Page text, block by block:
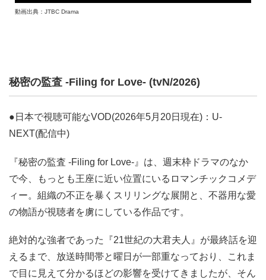
動画出典：JTBC Drama
秘密の監査 -Filing for Love- (tvN/2026)
●日本で視聴可能なVOD(2026年5月20日現在)：U-
NEXT(配信中)
『秘密の監査 -Filing for Love-』は、週末枠ドラマのなか
で今、もっとも王座に近い位置にいるロマンチックコメデ
ィー。組織の不正を暴くスリリングな展開と、不器用な愛
の物語が視聴者を虜にしている作品です。
絶対的な強者であった『21世紀の大君夫人』が最終話を迎
えるまで、放送時間帯と曜日が一部重なっており、これま
で目に見えて分かるほどの影響を受けてきましたが、そん